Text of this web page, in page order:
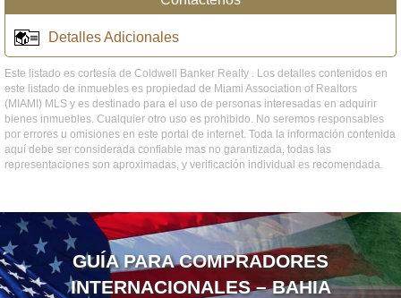
Detalles Adicionales
Este listado es cortesía de Coldwell Banker Realty . Los detalles contenidos en
este listado de inmuebles es propiedad de Miami Association of Realtors
(MIAMI) MLS y es destinado para el uso de personas interesadas en adquirir
bienes inmuebles. Cualquier otro uso es prohibido. No seremos responsables
por errores u omisiones en este portal de internet. Toda la información contenida
aquí debe ser considerada confiable mas no garantizada, todas las
representaciones son aproximadas, y verificación individual es recomendada.
GUÍA PARA COMPRADORES
INTERNACIONALES – BAHIA